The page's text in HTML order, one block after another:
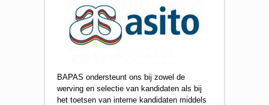
BAPAS ondersteunt ons bij zowel de
werving en selectie van kandidaten als bij
het toetsen van interne kandidaten middels